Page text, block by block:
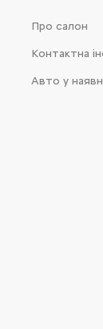
Про салон
Контактна
Авто у